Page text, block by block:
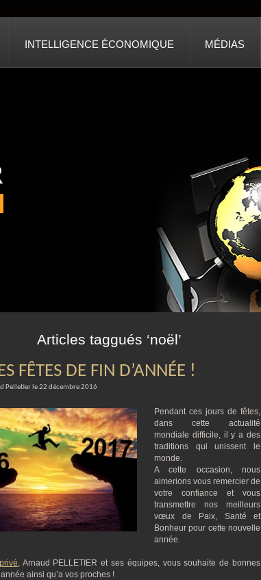
INTELLIGENCE ÉCONOMIQUE MÉDIAS
Articles taggués ‘noël’
FÊTES DE FIN D’ANNÉE !
Pelletier le 22 décembre 2016
Pendant ces jours de fêtes,
dans cette actualité
mondiale difficile, il y a des
traditions qui unissent le
monde.
A cette occasion, nous
aimerions vous remercier de
votre confiance et vous
transmettre nos meilleurs
vœux de Paix, Santé et
Bonheur pour cette nouvelle
année.
, Arnaud PELLETIER et ses équipes, vous souhaite de bonnes
ainsi qu’a vos proches !